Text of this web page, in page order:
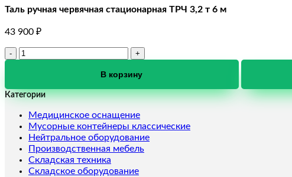
Таль ручная червячная стационарная ТРЧ 3,2 т 6 м
43 900 ₽
Количество
червячная
ТРЧ
3,2
т
6
м
В корзину
Категории
Медицинское оснащение
Мусорные контейнеры классические
Нейтральное оборудование
Производственная мебель
Складская техника
Складское оборудование